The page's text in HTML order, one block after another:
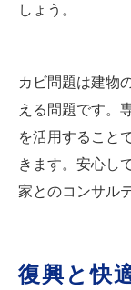
しょう。
カビ問題は建物
える問題です。
を活用すること
きます。安心し
家とのコンサル
復興と快